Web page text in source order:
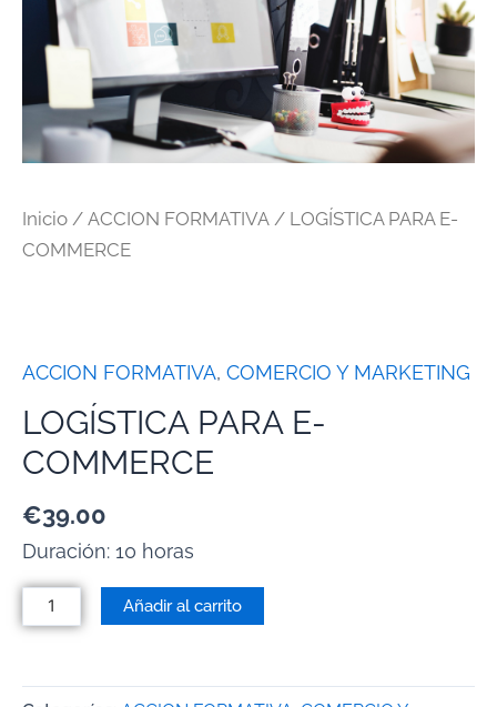
Inicio / ACCION FORMATIVA / LOGÍSTICA PARA E-
COMMERCE
ACCION FORMATIVA, COMERCIO Y MARKETING
LOGÍSTICA PARA E-
COMMERCE
€39.00
Duración: 10 horas
Añadir al carrito